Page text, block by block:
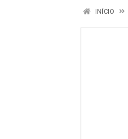
INÍCIO